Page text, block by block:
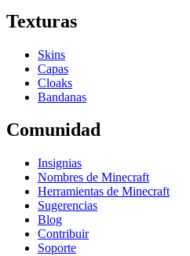
Texturas
Skins
Capas
Cloaks
Bandanas
Comunidad
Insignias
Nombres de Minecraft
Herramientas de Minecraft
Sugerencias
Blog
Contribuir
Soporte